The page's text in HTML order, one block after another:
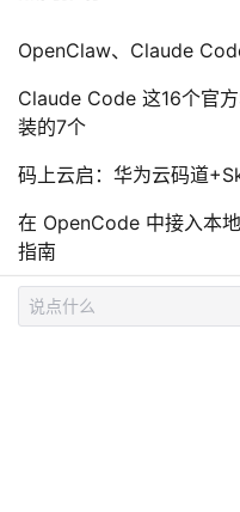
OpenClaw、Claude
Claude Code 这16个官
装的7个
码上云启：华为云码道
在 OpenCode 中接入本
指南
2026年ChatGPT注册要
注册保姆级教程解决